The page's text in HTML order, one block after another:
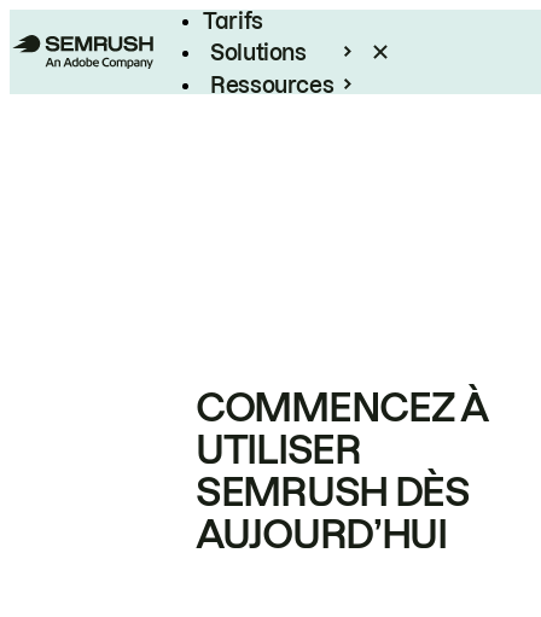
Tarifs
Solutions
Ressources
COMMENCEZ À
UTILISER
SEMRUSH DÈS
AUJOURD’HUI